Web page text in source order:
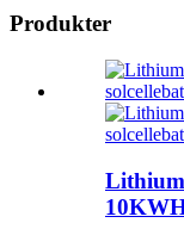
Produkter